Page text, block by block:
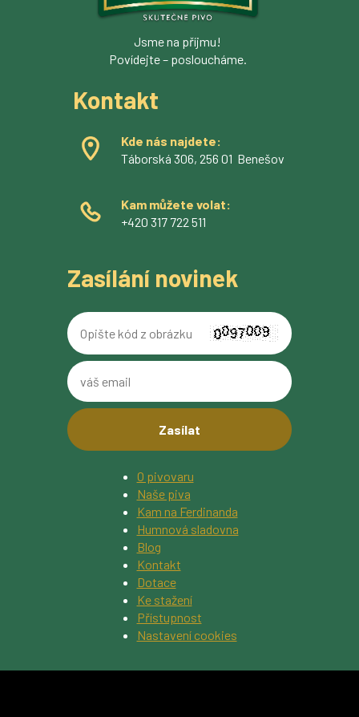
O pivovaru
Naše piva
Kam na Ferdinanda
Humnová sladovna
Blog
Kontakt
Dotace
Ke stažení
Přístupnost
Nastavení cookies
Jsme na příjmu!
Povídejte – posloucháme.
Kontakt
Kde nás najdete:
Táborská 306, 256 01 Benešov
Kam můžete volat:
+420 317 722 511
Zasílání novinek
Opište
kód
váš
email